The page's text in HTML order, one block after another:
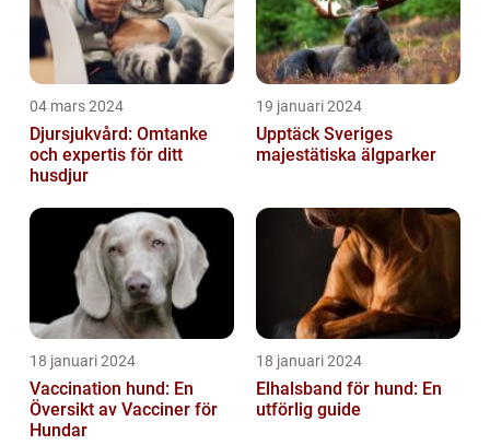
04 mars 2024
Djursjukvård: Omtanke
och expertis för ditt
husdjur
19 januari 2024
Upptäck Sveriges
majestätiska älgparker
18 januari 2024
Vaccination hund: En
Översikt av Vacciner för
Hundar
18 januari 2024
Elhalsband för hund: En
utförlig guide